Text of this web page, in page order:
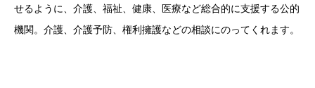
せるように、介護、福祉、健康、医療など総合的に支援する公的
機関。介護、介護予防、権利擁護などの相談にのってくれます。